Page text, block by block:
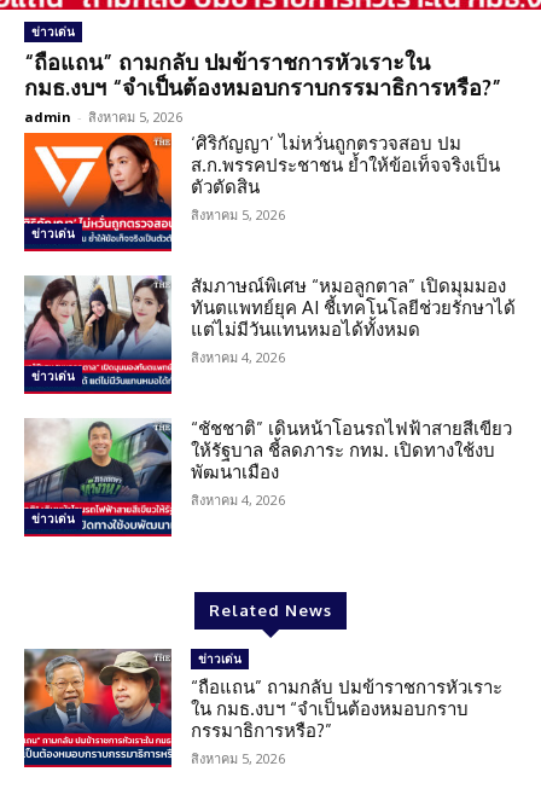
ข่าวเด่น
“ถือแถน” ถามกลับ ปมข้าราชการหัวเราะใน
กมธ.งบฯ “จำเป็นต้องหมอบกราบกรรมาธิการหรือ?”
admin - สิงหาคม 5, 2026
ข่าวเด่น
‘ศิริกัญญา’ ไม่หวั่นถูกตรวจสอบ ปม
ส.ก.พรรคประชาชน ย้ำให้ข้อเท็จจริงเป็น
ตัวตัดสิน
สิงหาคม 5, 2026
ข่าวเด่น
สัมภาษณ์พิเศษ “หมอลูกตาล” เปิดมุมมอง
ทันตแพทย์ยุค AI ชี้เทคโนโลยีช่วยรักษาได้
แต่ไม่มีวันแทนหมอได้ทั้งหมด
สิงหาคม 4, 2026
ข่าวเด่น
“ชัชชาติ” เดินหน้าโอนรถไฟฟ้าสายสีเขียว
ให้รัฐบาล ชี้ลดภาระ กทม. เปิดทางใช้งบ
พัฒนาเมือง
สิงหาคม 4, 2026
Related News
ข่าวเด่น
“ถือแถน” ถามกลับ ปมข้าราชการหัวเราะ
ใน กมธ.งบฯ “จำเป็นต้องหมอบกราบ
กรรมาธิการหรือ?”
สิงหาคม 5, 2026